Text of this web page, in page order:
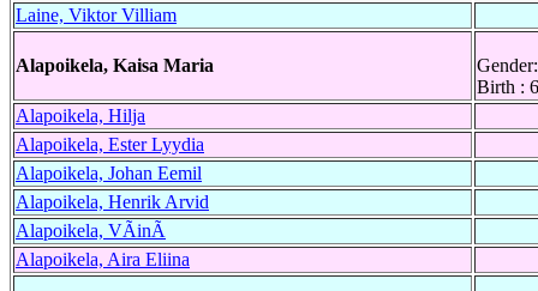
Laine, Viktor Villiam
Alapoikela, Kaisa Maria
Birth :
Alapoikela, Hilja
Alapoikela, Ester Lyydia
Alapoikela, Johan Eemil
Alapoikela, Henrik Arvid
Alapoikela, VÃinÃ
Alapoikela, Aira Eliina